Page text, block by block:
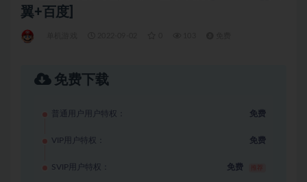
翼+百度]
免费下载
普通用户用户特权： 免费
VIP用户特权： 免费
SVIP用户特权： 免费